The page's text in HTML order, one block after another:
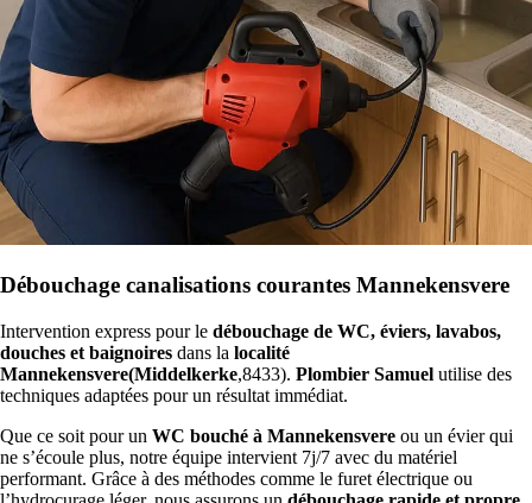
Débouchage canalisations courantes Mannekensvere
Intervention express pour le débouchage de WC, éviers, lavabos,
douches et baignoires dans la localité
Mannekensvere(Middelkerke,8433). Plombier Samuel utilise des
techniques adaptées pour un résultat immédiat.
Que ce soit pour un WC bouché à Mannekensvere ou un évier qui
ne s’écoule plus, notre équipe intervient 7j/7 avec du matériel
performant. Grâce à des méthodes comme le furet électrique ou